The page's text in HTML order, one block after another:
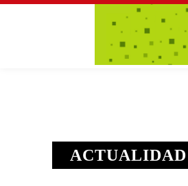
ACTUALIDAD